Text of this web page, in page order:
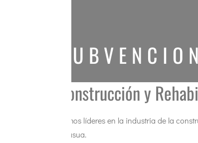
Construcción y
Somos líderes en la industria de la
Alsasua.